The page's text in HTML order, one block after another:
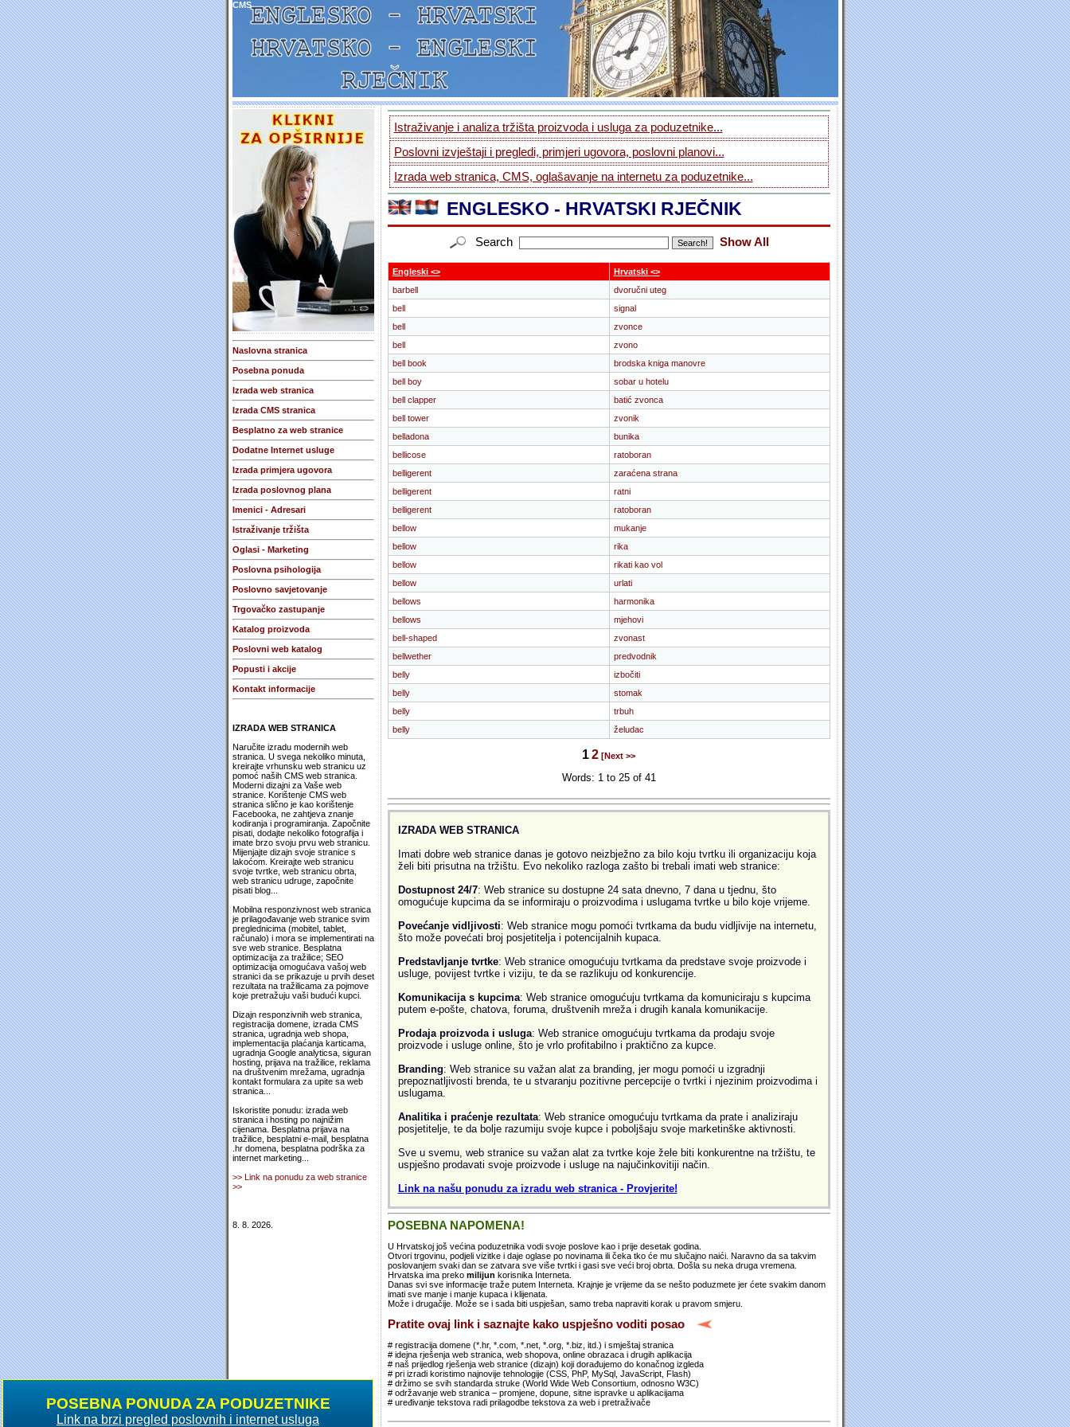
CMS
Naslovna stranica
Posebna ponuda
Izrada web stranica
Izrada CMS stranica
Besplatno za web stranice
Dodatne Internet usluge
Izrada primjera ugovora
Izrada poslovnog plana
Imenici - Adresari
Istraživanje tržišta
Oglasi - Marketing
Poslovna psihologija
Poslovno savjetovanje
Trgovačko zastupanje
Katalog proizvoda
Poslovni web katalog
Popusti i akcije
Kontakt informacije
IZRADA WEB STRANICA
Naručite izradu modernih web
stranica. U svega nekoliko minuta,
kreirajte vrhunsku web stranicu uz
pomoć naših CMS web stranica.
Moderni dizajni za Vaše web
stranice. Korištenje CMS web
stranica slično je kao korištenje
Facebooka, ne zahtjeva znanje
kodiranja i programiranja. Započnite
pisati, dodajte nekoliko fotografija i
imate brzo svoju prvu web stranicu.
Mijenjajte dizajn svoje stranice s
lakoćom. Kreirajte web stranicu
svoje tvrtke, web stranicu obrta,
web stranicu udruge, započnite
pisati blog...
Mobilna responzivnost web stranica
je prilagođavanje web stranice svim
preglednicima (mobitel, tablet,
računalo) i mora se implementirati na
sve web stranice. Besplatna
optimizacija za tražilice; SEO
optimizacija omogućava vašoj web
stranici da se prikazuje u prvih deset
rezultata na tražilicama za pojmove
koje pretražuju vaši budući kupci.
Dizajn responzivnih web stranica,
registracija domene, izrada CMS
stranica, ugradnja web shopa,
implementacija plaćanja karticama,
ugradnja Google analyticsa, siguran
hosting, prijava na tražilice, reklama
na društvenim mrežama, ugradnja
kontakt formulara za upite sa web
stranica...
Iskoristite ponudu: izrada web
stranica i hosting po najnižim
cijenama. Besplatna prijava na
tražilice, besplatni e-mail, besplatna
.hr domena, besplatna podrška za
internet marketing...
>> Link na ponudu za web stranice
>>
8. 8. 2026.
POSEBNA PONUDA ZA PODUZETNIKE
Link na brzi pregled poslovnih i internet usluga
Istraživanje i analiza tržišta proizvoda i usluga za poduzetnike...
Poslovni izvještaji i pregledi, primjeri ugovora, poslovni planovi...
Izrada web stranica, CMS, oglašavanje na internetu za poduzetnike...
ENGLESKO - HRVATSKI RJEČNIK
Search Show All
Engleski <>
Hrvatski <>
barbell
dvoručni uteg
bell
signal
bell
zvonce
bell
zvono
bell book
brodska kniga manovre
bell boy
sobar u hotelu
bell clapper
batić zvonca
bell tower
zvonik
belladona
bunika
bellicose
ratoboran
belligerent
zaraćena strana
belligerent
ratni
belligerent
ratoboran
bellow
mukanje
bellow
rika
bellow
rikati kao vol
bellow
urlati
bellows
harmonika
bellows
mjehovi
bell-shaped
zvonast
bellwether
predvodnik
belly
izbočiti
belly
stomak
belly
trbuh
belly
želudac
12 [Next >>
Words: 1 to 25 of 41
IZRADA WEB STRANICA
Imati dobre web stranice danas je gotovo neizbježno za bilo koju tvrtku ili organizaciju koja
želi biti prisutna na tržištu. Evo nekoliko razloga zašto bi trebali imati web stranice:
Dostupnost 24/7: Web stranice su dostupne 24 sata dnevno, 7 dana u tjednu, što
omogućuje kupcima da se informiraju o proizvodima i uslugama tvrtke u bilo koje vrijeme.
Povećanje vidljivosti: Web stranice mogu pomoći tvrtkama da budu vidljivije na internetu,
što može povećati broj posjetitelja i potencijalnih kupaca.
Predstavljanje tvrtke: Web stranice omogućuju tvrtkama da predstave svoje proizvode i
usluge, povijest tvrtke i viziju, te da se razlikuju od konkurencije.
Komunikacija s kupcima: Web stranice omogućuju tvrtkama da komuniciraju s kupcima
putem e-pošte, chatova, foruma, društvenih mreža i drugih kanala komunikacije.
Prodaja proizvoda i usluga: Web stranice omogućuju tvrtkama da prodaju svoje
proizvode i usluge online, što je vrlo profitabilno i praktično za kupce.
Branding: Web stranice su važan alat za branding, jer mogu pomoći u izgradnji
prepoznatljivosti brenda, te u stvaranju pozitivne percepcije o tvrtki i njezinim proizvodima i
uslugama.
Analitika i praćenje rezultata: Web stranice omogućuju tvrtkama da prate i analiziraju
posjetitelje, te da bolje razumiju svoje kupce i poboljšaju svoje marketinške aktivnosti.
Sve u svemu, web stranice su važan alat za tvrtke koje žele biti konkurentne na tržištu, te
uspješno prodavati svoje proizvode i usluge na najučinkovitiji način.
Link na našu ponudu za izradu web stranica - Provjerite!
POSEBNA NAPOMENA!
U Hrvatskoj još većina poduzetnika vodi svoje poslove kao i prije desetak godina.
Otvori trgovinu, podjeli vizitke i daje oglase po novinama ili čeka tko će mu slučajno naići. Naravno da sa takvim
poslovanjem svaki dan se zatvara sve više tvrtki i gasi sve veći broj obrta. Došla su neka druga vremena.
Hrvatska ima preko milijun korisnika Interneta.
Danas svi sve informacije traže putem Interneta. Krajnje je vrijeme da se nešto poduzmete jer ćete svakim danom
imati sve manje i manje kupaca i klijenata.
Može i drugačije. Može se i sada biti uspješan, samo treba napraviti korak u pravom smjeru.
Pratite ovaj link i saznajte kako uspješno voditi posao
# registracija domene (*.hr, *.com, *.net, *.org, *.biz, itd.) i smještaj stranica
# idejna rješenja web stranica, web shopova, online obrazaca i drugih aplikacija
# naš prijedlog rješenja web stranice (dizajn) koji dorađujemo do konačnog izgleda
# pri izradi koristimo najnovije tehnologije (CSS, PhP, MySql, JavaScript, Flash)
# držimo se svih standarda struke (World Wide Web Consortium, odnosno W3C)
# održavanje web stranica – promjene, dopune, sitne ispravke u aplikacijama
# uređivanje tekstova radi prilagodbe tekstova za web i pretraživače